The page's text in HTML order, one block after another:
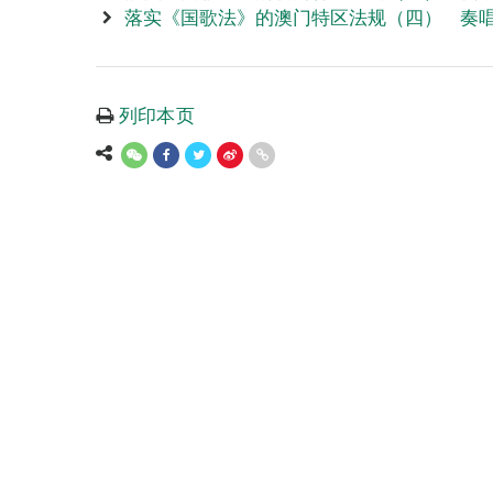
落实《国歌法》的澳门特区法规（四） 奏
列印本页